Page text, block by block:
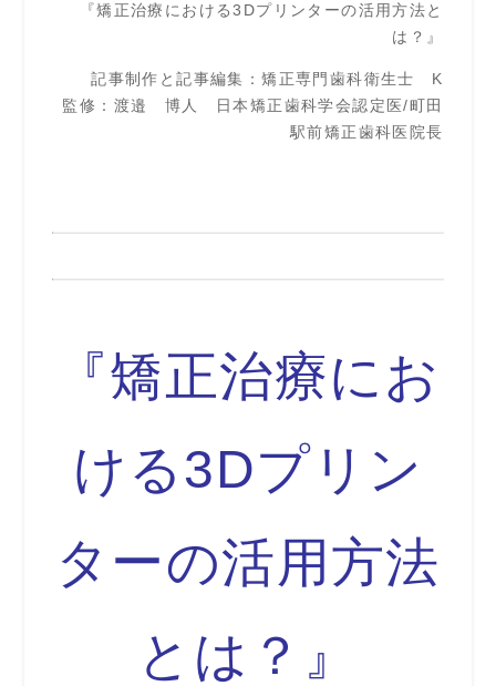
『矯正治療における3Dプリンターの活用方法と
は？』
記事制作と記事編集：矯正専門歯科衛生士 K
監修：渡邉 博人 日本矯正歯科学会認定医/町田
駅前矯正歯科医院長
『矯正治療にお
ける3Dプリン
ターの活用方法
とは？』